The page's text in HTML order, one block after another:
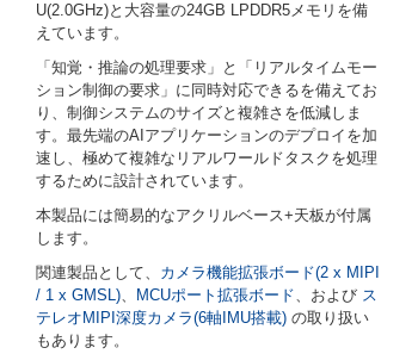
U(2.0GHz)と大容量の24GB LPDDR5メモリを備
えています。
「知覚・推論の処理要求」と「リアルタイムモー
ション制御の要求」に同時対応できるを備えてお
り、制御システムのサイズと複雑さを低減しま
す。最先端のAIアプリケーションのデプロイを加
速し、極めて複雑なリアルワールドタスクを処理
するために設計されています。
本製品には簡易的なアクリルベース+天板が付属
します。
関連製品として、 カメラ機能拡張ボード(2 x MIPI
/ 1 x GMSL)、 MCUポート拡張ボード、および ス
テレオMIPI深度カメラ(6軸IMU搭載) の取り扱い
もあります。